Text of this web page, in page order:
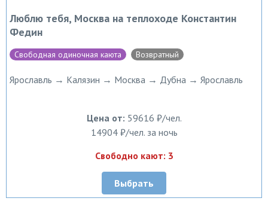
Люблю тебя, Москва на теплоходе Константин
Федин
Свободная одиночная каюта Возвратный
Ярославль → Калязин → Москва → Дубна → Ярославль
Цена от: 59616 ₽/чел.
14904 ₽/чел. за ночь
Свободно кают: 3
Выбрать